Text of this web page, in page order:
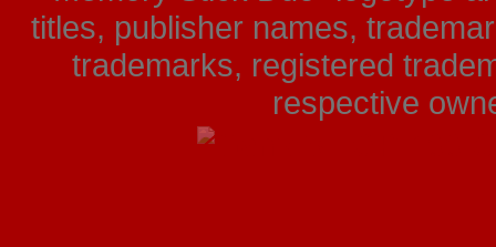
titles, publisher names,
trademarks, registered
respective